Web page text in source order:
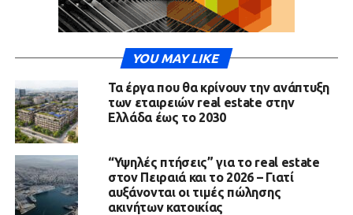
YOU MAY LIKE
Τα έργα που θα κρίνουν την ανάπτυξη
των εταιρειών real estate στην
Ελλάδα έως το 2030
“Υψηλές πτήσεις” για το real estate
στον Πειραιά και το 2026 – Γιατί
αυξάνονται οι τιμές πώλησης
ακινήτων κατοικίας